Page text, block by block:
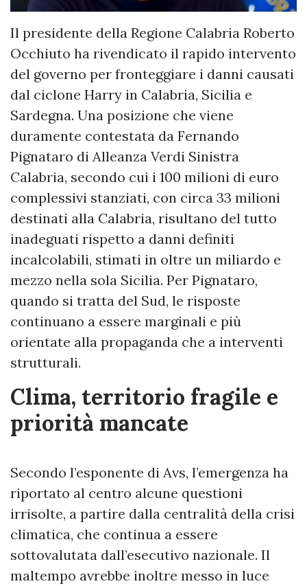
Il presidente della Regione Calabria Roberto
Occhiuto ha rivendicato il rapido intervento
del governo per fronteggiare i danni causati
dal ciclone Harry in Calabria, Sicilia e
Sardegna. Una posizione che viene
duramente contestata da Fernando
Pignataro di Alleanza Verdi Sinistra
Calabria, secondo cui i 100 milioni di euro
complessivi stanziati, con circa 33 milioni
destinati alla Calabria, risultano del tutto
inadeguati rispetto a danni definiti
incalcolabili, stimati in oltre un miliardo e
mezzo nella sola Sicilia. Per Pignataro,
quando si tratta del Sud, le risposte
continuano a essere marginali e più
orientate alla propaganda che a interventi
strutturali.
Clima, territorio fragile e
priorità mancate
Secondo l’esponente di Avs, l’emergenza ha
riportato al centro alcune questioni
irrisolte, a partire dalla centralità della crisi
climatica, che continua a essere
sottovalutata dall’esecutivo nazionale. Il
maltempo avrebbe inoltre messo in luce